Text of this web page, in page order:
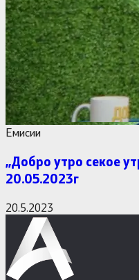
Емисии
,,Добро утро секое
20.05.2023г
20.5.2023